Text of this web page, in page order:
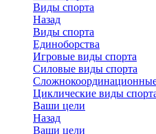
Виды спорта
Назад
Виды спорта
Единоборства
Игровые виды спорта
Силовые виды спорта
Циклические виды
Ваши цели
Назад
Ваши цели